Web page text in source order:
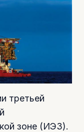
третьей
зоне (ИЭЗ).